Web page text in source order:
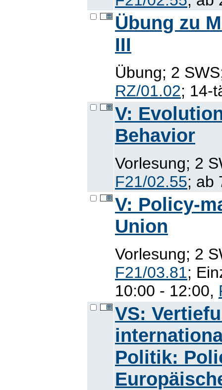
Übung zu
III
Übung; 2
RZ/01.02; 14-
V:
Behavior
Vorlesung; 2
F21/02.55; ab
V: Policy-
Union
Vorlesung; 2
F21/03.81;
10:00 - 12:00,
VS:
Politik: